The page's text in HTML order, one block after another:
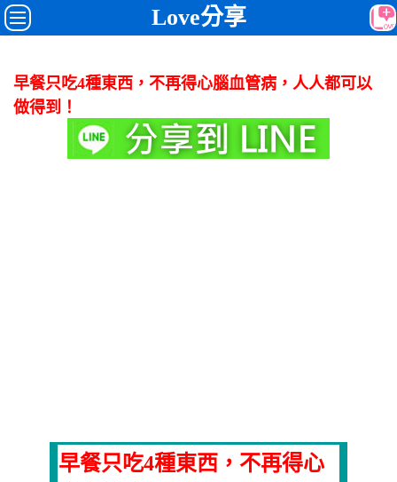
Love分享
早餐只吃4種東西，不再得心腦血管病，人人都可以
做得到！
早餐只吃4種東西，不再得心